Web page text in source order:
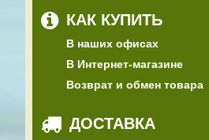
КАК КУПИТЬ
В наших офисах
В Интернет-магазине
Возврат и обмен товара
ДОСТАВКА